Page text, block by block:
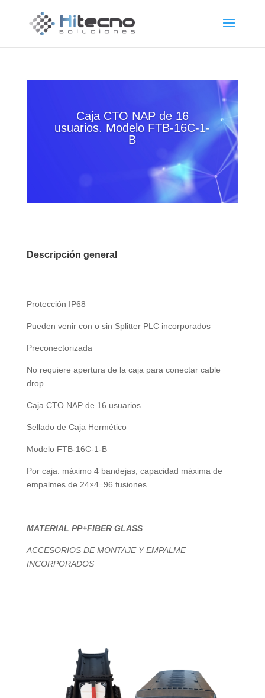
Caja CTO NAP de 16
usuarios. Modelo FTB-16C-1-
B
Descripción general
Protección IP68
Pueden venir con o sin Splitter PLC incorporados
Preconectorizada
No requiere apertura de la caja para conectar cable
drop
Caja CTO NAP de 16 usuarios
Sellado de Caja Hermético
Modelo FTB-16C-1-B
Por caja: máximo 4 bandejas, capacidad máxima de
empalmes de 24×4=96 fusiones
MATERIAL PP+FIBER GLASS
ACCESORIOS DE MONTAJE Y EMPALME
INCORPORADOS